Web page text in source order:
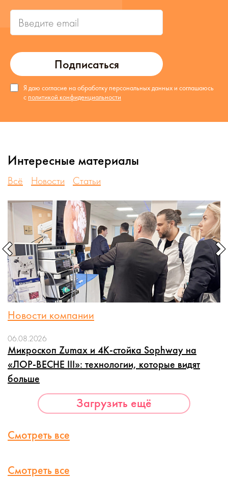
Подписаться
Я даю согласие на обработку персональных данных и соглашаюсь
с политикой конфиденциальности
Интересные материалы
Всё Новости Статьи
Новости компании
06.08.2026
Микроскоп Zumax и 4K-стойка Sophway на
«ЛОР-ВЕСНЕ III»: технологии, которые видят
больше
Загрузить ещё
Смотреть все
Смотреть все